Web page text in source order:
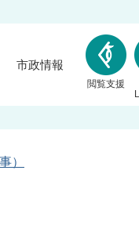
市政情報
閲覧支援
）